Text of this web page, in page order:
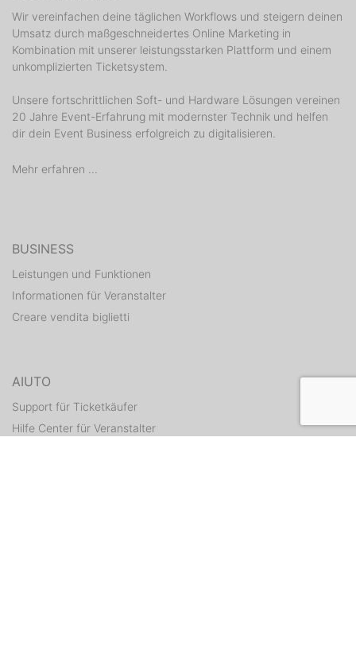
Wir vereinfachen deine täglichen Workflows und steigern deinen
Umsatz durch maßgeschneidertes Online Marketing in
Kombination mit unserer leistungsstarken Plattform und einem
unkomplizierten Ticketsystem.
Unsere fortschrittlichen Soft- und Hardware Lösungen vereinen
20 Jahre Event-Erfahrung mit modernster Technik und helfen
dir dein Event Business erfolgreich zu digitalisieren.
Mehr erfahren ...
BUSINESS
Leistungen und Funktionen
Informationen für Veranstalter
Creare vendita biglietti
AIUTO
Support für Ticketkäufer
Hilfe Center für Veranstalter